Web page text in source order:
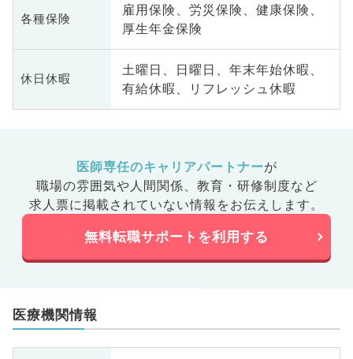
各種保険
雇用保険、労災保険、健康保険、
厚生年金保険
休日休暇
土曜日、日曜日、年末年始休暇、
有給休暇、リフレッシュ休暇
医師専任のキャリアパートナーが
職場の雰囲気や人間関係、 教育・研修制度など
求人票に掲載されていない情報をお伝えします。
無料転職サポートを利用する
医療機関情報